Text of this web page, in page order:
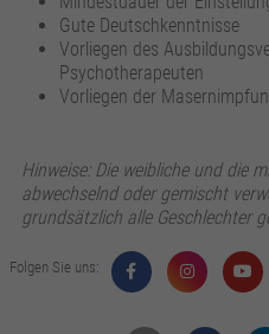
Gute Deutschkenntnisse
Vorliegen des
Psychotherapeuten
Vorliegen der
Hinweise: Die weibliche und die
abwechselnd oder gemischt
grundsätzlich alle Geschlechter
Folgen Sie uns: